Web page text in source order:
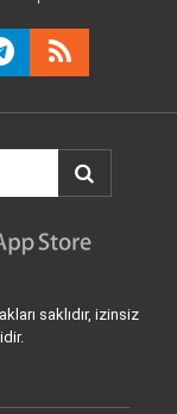
saklıdır, izinsiz